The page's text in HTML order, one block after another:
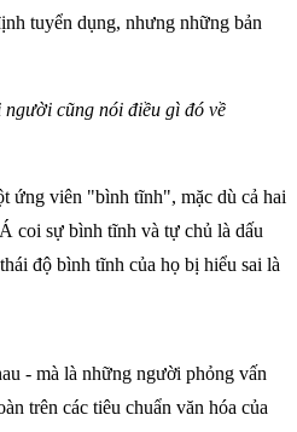
tuyển dụng, nhưng những bản
cũng nói điều gì đó về
ứng viên "bình tĩnh", mặc dù cả hai
coi sự bình tĩnh và tự chủ là dấu
độ bình tĩnh của họ bị hiểu sai là
- mà là những người phỏng vấn
trên các tiêu chuẩn văn hóa của